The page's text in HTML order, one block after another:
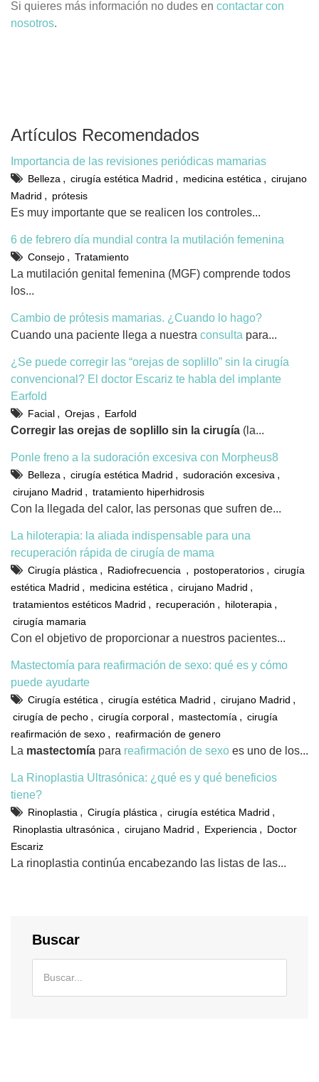
Si quieres más información no dudes en contactar con
nosotros.
Artículos Recomendados
Importancia de las revisiones periódicas mamarias
Belleza , cirugía estética Madrid , medicina estética , cirujano
Madrid , prótesis
Es muy importante que se realicen los controles...
6 de febrero día mundial contra la mutilación femenina
Consejo , Tratamiento
La mutilación genital femenina (MGF) comprende todos
los...
Cambio de prótesis mamarias. ¿Cuando lo hago?
Cuando una paciente llega a nuestra consulta para...
¿Se puede corregir las “orejas de soplillo” sin la cirugía
convencional? El doctor Escariz te habla del implante
Earfold
Facial , Orejas , Earfold
Corregir las orejas de soplillo sin la cirugía (la...
Ponle freno a la sudoración excesiva con Morpheus8
Belleza , cirugía estética Madrid , sudoración excesiva ,
cirujano Madrid , tratamiento hiperhidrosis
Con la llegada del calor, las personas que sufren de...
La hiloterapia: la aliada indispensable para una
recuperación rápida de cirugía de mama
Cirugía plástica , Radiofrecuencia , postoperatorios , cirugía
estética Madrid , medicina estética , cirujano Madrid ,
tratamientos estéticos Madrid , recuperación , hiloterapia ,
cirugía mamaria
Con el objetivo de proporcionar a nuestros pacientes...
Mastectomía para reafirmación de sexo: qué es y cómo
puede ayudarte
Cirugía estética , cirugía estética Madrid , cirujano Madrid ,
cirugía de pecho , cirugía corporal , mastectomía , cirugía
reafirmación de sexo , reafirmación de genero
La mastectomía para reafirmación de sexo es uno de los...
La Rinoplastia Ultrasónica: ¿qué es y qué beneficios
tiene?
Rinoplastia , Cirugía plástica , cirugía estética Madrid ,
Rinoplastia ultrasónica , cirujano Madrid , Experiencia , Doctor
Escariz
La rinoplastia continúa encabezando las listas de las...
Buscar